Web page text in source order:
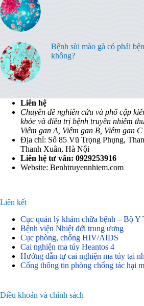
Bệnh sùi mào gà có phải
không?
Liên hệ
Chuyên đề nghiên cứu và phổ cập
khỏe và điều trị bệnh truyền nhiễm
Viêm gan A, Viêm gan B, Viêm gan C
Địa chỉ: Số 85 Vũ Trọng Phụng,
Thanh Xuân, Hà Nội
Liên hệ tư vấn: 0929253916
Website: Benhtruyennhiem.com
Liên kết
Cục quản lý khám chữa bệnh – Bộ Y
Bệnh viện Nhiệt đới trung ương
Cục phòng, chống HIV/AIDS
Cai nghiện ma túy Heantos 4
Hướng dẫn tự cai nghiện ma túy tại
Cổng thông tin phòng chống tác hại
Điều khoản và chính sách